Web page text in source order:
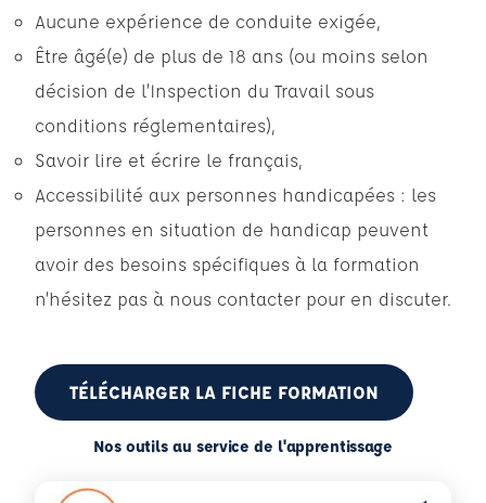
Aucune expérience de conduite exigée,
Être âgé(e) de plus de 18 ans (ou moins selon
décision de l’Inspection du Travail sous
conditions réglementaires),
Savoir lire et écrire le français,
Accessibilité aux personnes handicapées : les
personnes en situation de handicap peuvent
avoir des besoins spécifiques à la formation
n’hésitez pas à nous contacter pour en discuter.
TÉLÉCHARGER LA FICHE FORMATION
Nos outils au service de l'apprentissage